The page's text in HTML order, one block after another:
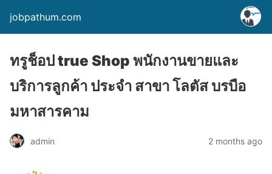
jobpathum.com
ทรูช็อป true Shop พนักงานขายและ
บริการลูกค้า ประจำ สาขา โลตัส บรบือ
มหาสารคาม
admin 2 months ago